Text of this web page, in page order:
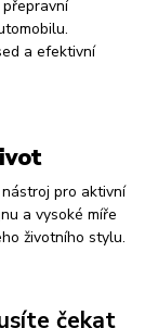
a efektivní
pro aktivní
a vysoké míře
životního stylu.
čekat